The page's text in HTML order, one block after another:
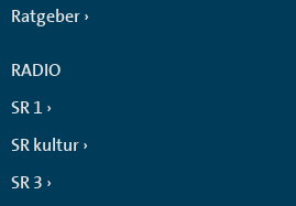
Ratgeber
RADIO
SR 1
SR kultur
SR 3